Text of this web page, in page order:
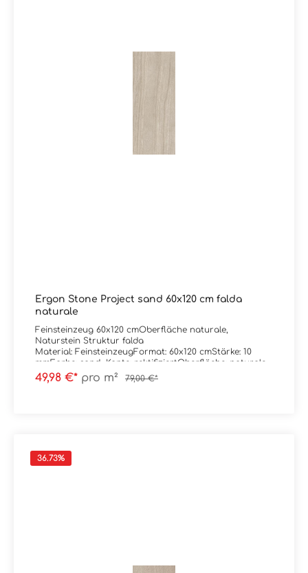
Ergon Stone Project sand 60x120 cm falda
naturale
Feinsteinzeug 60x120 cmOberfläche naturale,
Naturstein Struktur falda
Material: FeinsteinzeugFormat: 60x120 cmStärke: 10
mmFarbe: sand Kante: rektifiziertOberfläche: naturale /
mattAbrieb/Trittsicherheit: V/R10
Verpackungsdaten:Paketinhalt: 1,44 m²Paletteninhalt:
49,98 €* pro m² 79,00 €*
36.73%